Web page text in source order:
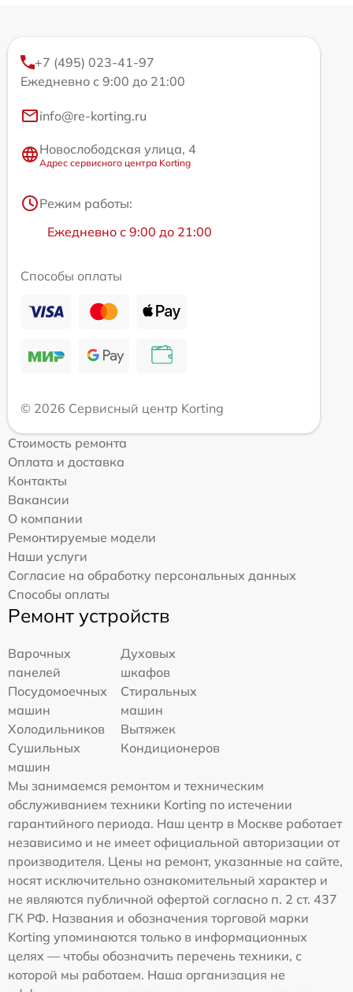
+7 (495) 023-41-97
Ежедневно с 9:00 до 21:00
info@re-korting.ru
Новослободская улица, 4
Адрес сервисного центра Korting
Режим работы:
Ежедневно с 9:00 до 21:00
Способы оплаты
© 2026 Сервисный центр Korting
Стоимость ремонта
Оплата и доставка
Контакты
Вакансии
О компании
Ремонтируемые модели
Наши услуги
Согласие на обработку персональных данных
Способы оплаты
Ремонт устройств
Варочных
панелей
Духовых
шкафов
Посудомоечных
машин
Стиральных
машин
Холодильников
Вытяжек
Сушильных
машин
Кондиционеров
Мы занимаемся ремонтом и техническим
обслуживанием техники Korting по истечении
гарантийного периода. Наш центр в Москве работает
независимо и не имеет официальной авторизации от
производителя. Цены на ремонт, указанные на сайте,
носят исключительно ознакомительный характер и
не являются публичной офертой согласно п. 2 ст. 437
ГК РФ. Названия и обозначения торговой марки
Korting упоминаются только в информационных
целях — чтобы обозначить перечень техники, с
которой мы работаем. Наша организация не